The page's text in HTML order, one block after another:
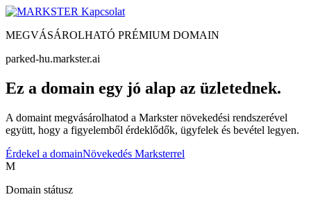
Kapcsolat
MEGVÁSÁROLHATÓ PRÉMIUM DOMAIN
parked-hu.markster.ai
Ez a domain egy jó alap az üzletednek.
A domaint megvásárolhatod a Markster növekedési rendszerével
együtt, hogy a figyelemből érdeklődők, ügyfelek és bevétel legyen.
Érdekel a domainNövekedés Marksterrel
M
Domain státusz